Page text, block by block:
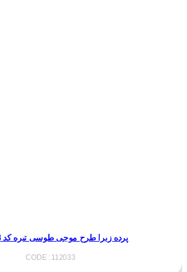
پرده زبرا طرح موجی طوسی تیره کد 112033
CODE : 112033